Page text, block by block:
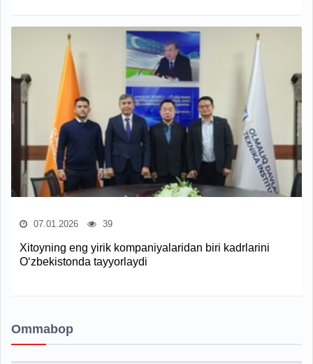
07.01.2026 39
Xitoyning eng yirik kompaniyalaridan biri kadrlarini
O‘zbekistonda tayyorlaydi
Ommabop